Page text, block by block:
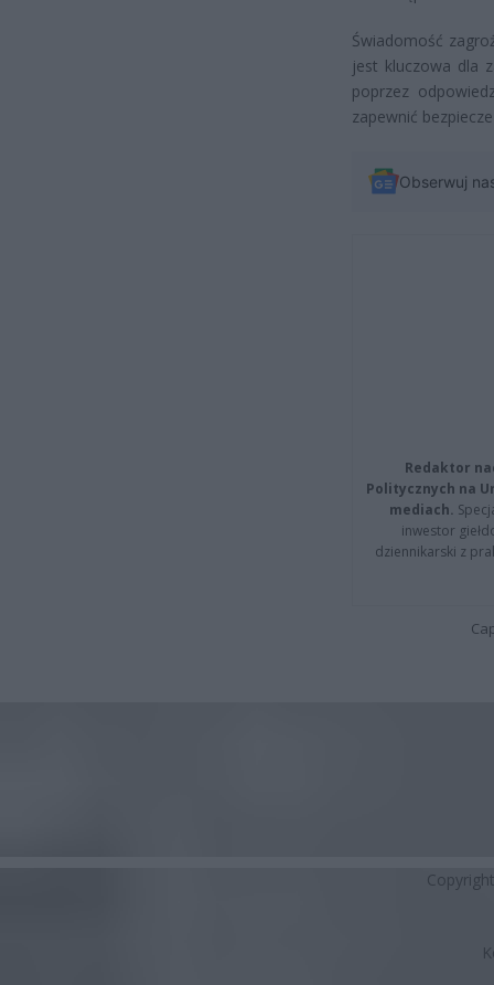
Świadomość
jest kluczowa dla
poprzez
zapewnić
Obserwuj
Redaktor
Politycznych na
mediach.
inwestor
dziennikarski z